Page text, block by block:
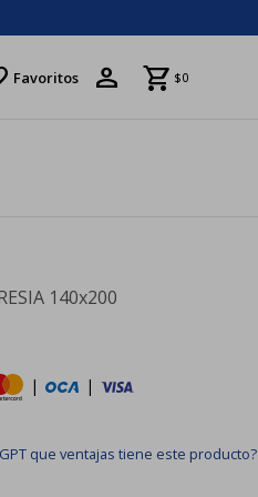
Favoritos $0
140x200
| |
que ventajas tiene este producto?